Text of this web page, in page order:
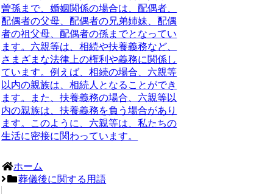
曽孫まで、婚姻関係の場合は、配偶者、
配偶者の父母、配偶者の兄弟姉妹、配偶
者の祖父母、配偶者の孫までとなってい
ます。六親等は、相続や扶養義務など、
さまざまな法律上の権利や義務に関係し
ています。例えば、相続の場合、六親等
以内の親族は、相続人となることができ
ます。また、扶養義務の場合、六親等以
内の親族は、扶養義務を負う場合があり
ます。このように、六親等は、私たちの
生活に密接に関わっています。
ホーム
葬儀後に関する用語